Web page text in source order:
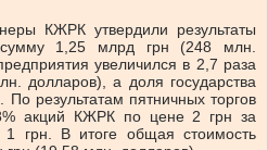
КЖРК утвердили результаты
1,25 млрд грн (248 млн.
увеличился в 2,7 раза
долларов), а доля государства
По результатам пятничных торгов
акций КЖРК по цене 2 грн за
грн. В итоге общая стоимость